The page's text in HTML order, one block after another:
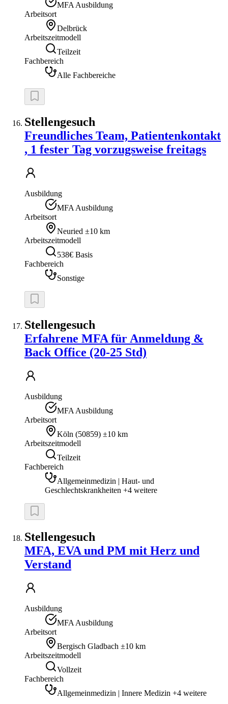
MFA Ausbildung
Arbeitsort
Delbrück
Arbeitszeitmodell
Teilzeit
Fachbereich
Alle Fachbereiche
Stellengesuch
Freundliches Team, Patientenkontakt
, 1 fester Tag vorzugsweise freitags
Ausbildung
MFA Ausbildung
Arbeitsort
Neuried ±10 km
Arbeitszeitmodell
538€ Basis
Fachbereich
Sonstige
Stellengesuch
Erfahrene MFA für Anmeldung &
Back Office (20-25 Std)
Ausbildung
MFA Ausbildung
Arbeitsort
Köln (50859) ±10 km
Arbeitszeitmodell
Teilzeit
Fachbereich
Allgemeinmedizin | Haut- und
Geschlechtskrankheiten +4 weitere
Stellengesuch
MFA, EVA und PM mit Herz und
Verstand
Ausbildung
MFA Ausbildung
Arbeitsort
Bergisch Gladbach ±10 km
Arbeitszeitmodell
Vollzeit
Fachbereich
Allgemeinmedizin | Innere Medizin +4 weitere